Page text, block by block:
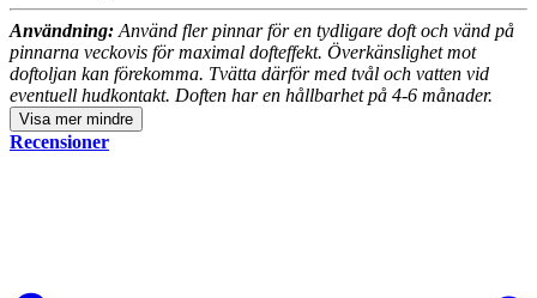
Användning:Använd fler pinnar för en tydligare doft och vänd på
pinnarna veckovis för maximal dofteffekt. Överkänslighet mot
doftoljan kan förekomma. Tvätta därför med tvål och vatten vid
eventuell hudkontakt. Doften har en hållbarhet på 4-6 månader.
Visa mer mindre
Recensioner